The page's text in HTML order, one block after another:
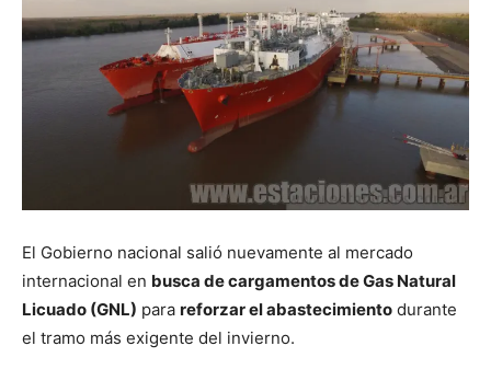
El Gobierno nacional salió nuevamente al mercado
internacional en busca de cargamentos de Gas Natural
Licuado (GNL) para reforzar el abastecimiento durante
el tramo más exigente del invierno.